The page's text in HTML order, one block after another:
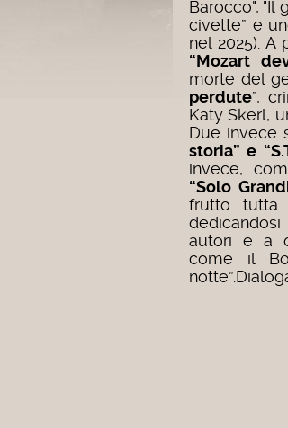
Barocco", "Il
civette” e
nel 2025).
“Mozart
morte del
perdute”,
Katy Skerl,
Due invece
storia” e
invece,
“Solo
frutto tutta
autori e a
come il